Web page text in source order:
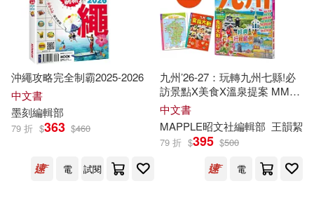
墨刻編輯部 編著(39)
東西圖書編輯部(39)
i室設圈│漂亮家居編輯部(38)
《意林》編輯部編(38)
朗文編輯部(38)
益群(51) 電子工業出版社(50)
楓樹林出版社(49)
星光(48) 楓書坊(46)
沖繩攻略完全制霸2025-2026
中文書
墨刻編輯部
79 折 $363 $460
電 試閱
九州’26-27：玩轉九州七縣!必
訪景點X美食X溫泉提案 MM哈
日情報誌41【送免費電子書】
中文書
MAPPLE昭文社編輯部 王韻絜
79 折 $395 $500
電